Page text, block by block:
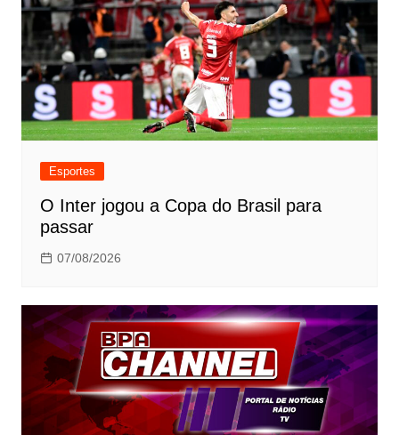
Esportes
O Inter jogou a Copa do Brasil para
passar
07/08/2026